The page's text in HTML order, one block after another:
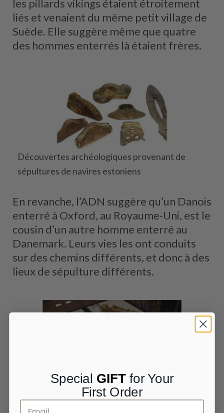
les pillards vikings étaient étroitement
liés et venaient du même petit village de
Suède. Elle suggère même que quatre
des hommes enterrés là étaient frères.
Découvertes archéologiques provenant de
sépultures de navires estoniens
En revanche, l’ADN suggère qu’un Danois
enterré à Oxford, au Royaume-Uni, est le
cousin d’un autre homme enterré au
Danemark. Leurs vies les ont conduits
sur des chemins différents, et donc à des
lieux de sépulture différents.
Deux cousins vikings exposés côte à côte
Special GIFTfor Your
First Order